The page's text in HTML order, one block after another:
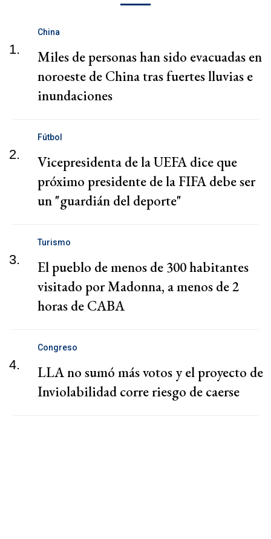
1.
China
Miles de personas han sido evacuadas en
noroeste de China tras fuertes lluvias e
inundaciones
2.
Fútbol
Vicepresidenta de la UEFA dice que
próximo presidente de la FIFA debe ser
un "guardián del deporte"
3.
Turismo
El pueblo de menos de 300 habitantes
visitado por Madonna, a menos de 2
horas de CABA
4.
Congreso
LLA no sumó más votos y el proyecto de
Inviolabilidad corre riesgo de caerse